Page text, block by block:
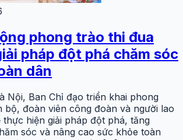
phong trào thi đua
pháp đột phá chăm sóc
dân
Nội, Ban Chỉ đạo triển khai phong
bộ, đoàn viên công đoàn và người lao
hiện giải pháp đột phá, tăng
sóc và nâng cao sức khỏe toàn